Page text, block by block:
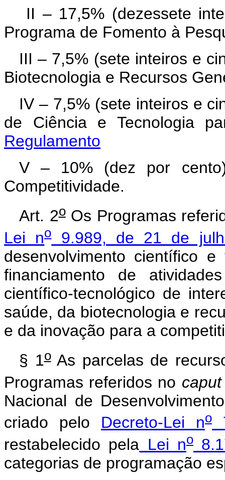
II – 17,5% (dezessete
Programa de Fomento à
III – 7,5% (sete inteiros e
Biotecnologia e Recursos
IV – 7,5% (sete inteiros e
de Ciência e
Regulamento
V – 10% (dez por
Competitividade.
Art. 2oOs Programas
Lei no9.989, de 21 de
desenvolvimento científico
financiamento de
científico-tecnológico de
saúde, da biotecnologia e
e da inovação para a
§ 1oAs parcelas de
Programas referidos no
Nacional de
criado pelo Decreto-Lei no
restabelecido pela Lei no
categorias de programação